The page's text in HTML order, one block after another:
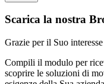
Scarica la nostra
Grazie per il Suo interesse
Compili il modulo per
scoprire le soluzioni di